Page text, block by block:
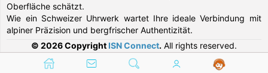
Oberfläche schätzt.
Wie ein Schweizer Uhrwerk wartet Ihre ideale Verbindung mit
alpiner Präzision und bergfrischer Authentizität.
© 2026 Copyright ISN Connect. All rights reserved.